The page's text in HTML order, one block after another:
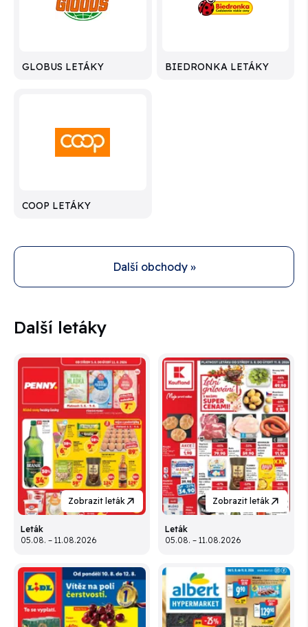
GLOBUS LETÁKY BIEDRONKA LETÁKY
COOP LETÁKY
Další obchody »
Další letáky
Zobrazit leták
Leták
05.08. – 11.08.2026
Zobrazit leták
Leták
05.08. – 11.08.2026